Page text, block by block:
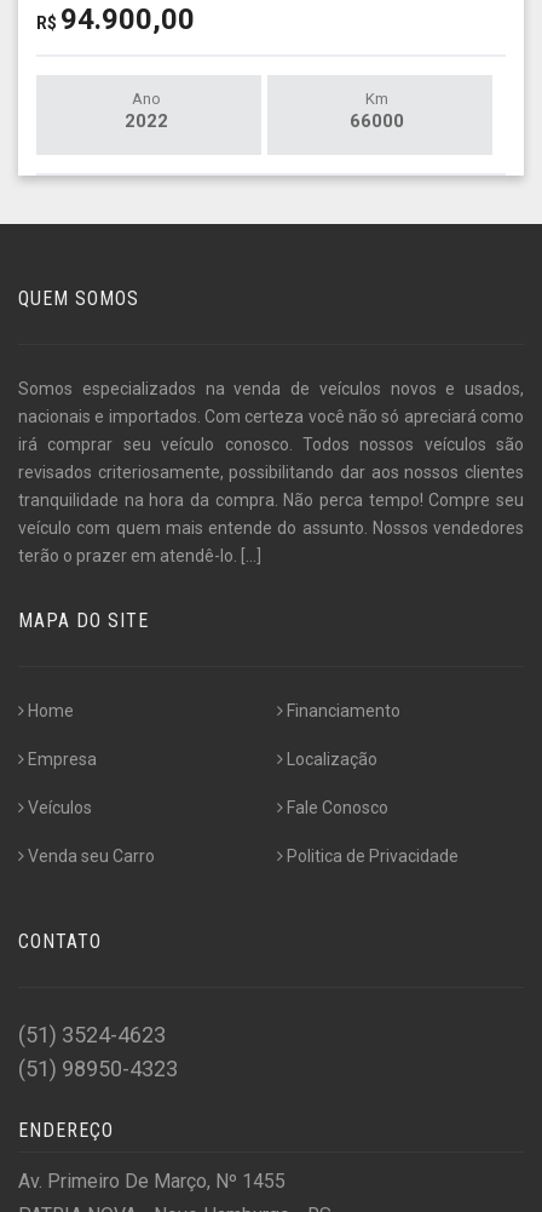
R$ 94.900,00
Ano
2022
Km
66000
QUEM SOMOS
Somos especializados na venda de veículos novos e usados,
nacionais e importados. Com certeza você não só apreciará como
irá comprar seu veículo conosco. Todos nossos veículos são
revisados criteriosamente, possibilitando dar aos nossos clientes
tranquilidade na hora da compra. Não perca tempo! Compre seu
veículo com quem mais entende do assunto. Nossos vendedores
terão o prazer em atendê-lo. [...]
MAPA DO SITE
Home
Empresa
Veículos
Venda seu Carro
Financiamento
Localização
Fale Conosco
Politica de Privacidade
CONTATO
(51) 3524-4623
(51) 98950-4323
ENDEREÇO
Av. Primeiro De Março, Nº 1455